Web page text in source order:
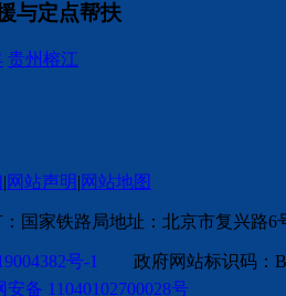
与定点帮扶
贵州榕江
|网站声明|网站地图
国家铁路局地址：北京市复兴路6
号-1
政府网站标识码
安备 11040102700028号